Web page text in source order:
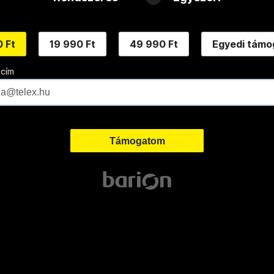
Ft 19 990 Ft 49 990 Ft Egyedi